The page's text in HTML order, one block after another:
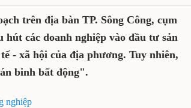
trên địa bàn TP. Sông Công, cụm
hút các doanh nghiệp vào đầu tư sản
- xã hội của địa phương. Tuy nhiên,
binh bất động".
nghiệp